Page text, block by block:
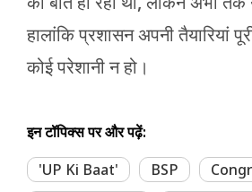
हालांकि प्रशासन अपनी तैयारियां
कोई परेशानी न हो।
इन टॉपिक्स पर और पढ़ें:
'UP Ki Baat'
BSP